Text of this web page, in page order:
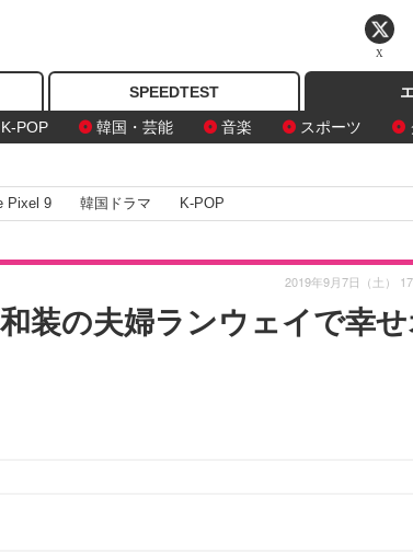
SPEEDTEST
POP 韓国・芸能 音楽 スポーツ
Pixel 9 韓国ドラマ K-POP
装の夫婦ランウェイで幸せ
2019年9月7日（土）
X